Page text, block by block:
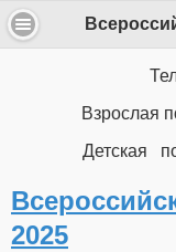
Взрослая
Детская
2025